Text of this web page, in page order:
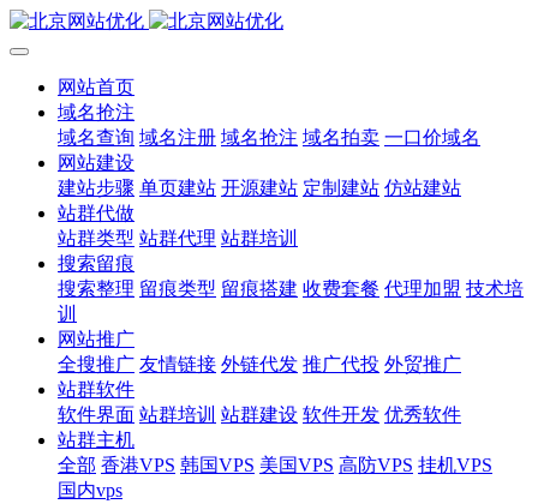
网站首页
域名抢注
域名查询 域名注册 域名抢注 域名拍卖 一口价域名
网站建设
建站步骤 单页建站 开源建站 定制建站 仿站建站
站群代做
站群类型 站群代理 站群培训
搜索留痕
搜索整理 留痕类型 留痕搭建 收费套餐 代理加盟 技术培
训
网站推广
全搜推广 友情链接 外链代发 推广代投 外贸推广
站群软件
软件界面 站群培训 站群建设 软件开发 优秀软件
站群主机
全部 香港VPS 韩国VPS 美国VPS 高防VPS 挂机VPS
国内vps